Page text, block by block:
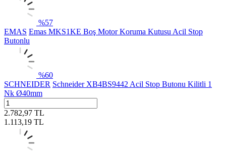
%57
EMAS Emas MKS1KE Boş Motor Koruma Kutusu Acil Stop
Butonlu
%60
SCHNEIDER Schneider XB4BS9442 Acil Stop Butonu Kilitli 1
Nk Ø40mm
2.782,97 TL
1.113,19 TL